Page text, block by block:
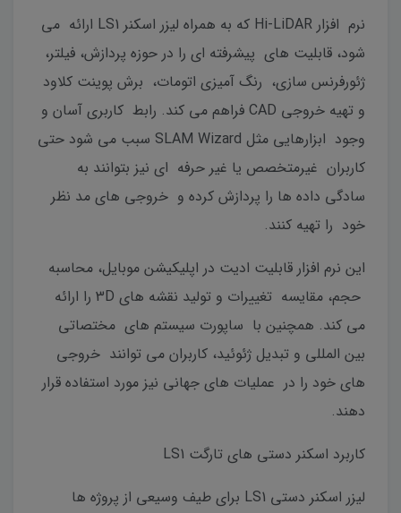
نرم افزار Hi-LiDAR که به همراه لیزر اسکنر LS1 ارائه می
شود، قابلیت های پیشرفته ای را در حوزه پردازش، فیلتر،
ژئورفرنس سازی، رنگ آمیزی اتومات، برش پوینت کلاود
و تهیه خروجی CAD فراهم می کند. رابط کاربری آسان و
وجود ابزارهایی مثل SLAM Wizard سبب می شود حتی
کاربران غیرمتخصص یا غیر حرفه ای نیز بتوانند به
سادگی داده ها را پردازش کرده و خروجی های مد نظر
خود را تهیه کنند.
این نرم افزار قابلیت ادیت در اپلیکیشن موبایل، محاسبه
حجم، مقایسه تغییرات و تولید نقشه های 3D را ارائه
می کند. همچنین با ساپورت سیستم های مختصاتی
بین المللی و تبدیل ژئوئید، کاربران می توانند خروجی
های خود را در عملیات های جهانی نیز مورد استفاده قرار
دهند.
کاربرد اسکنر دستی های تارگت LS1
لیزر اسکنر دستی LS1 برای طیف وسیعی از پروژه ها